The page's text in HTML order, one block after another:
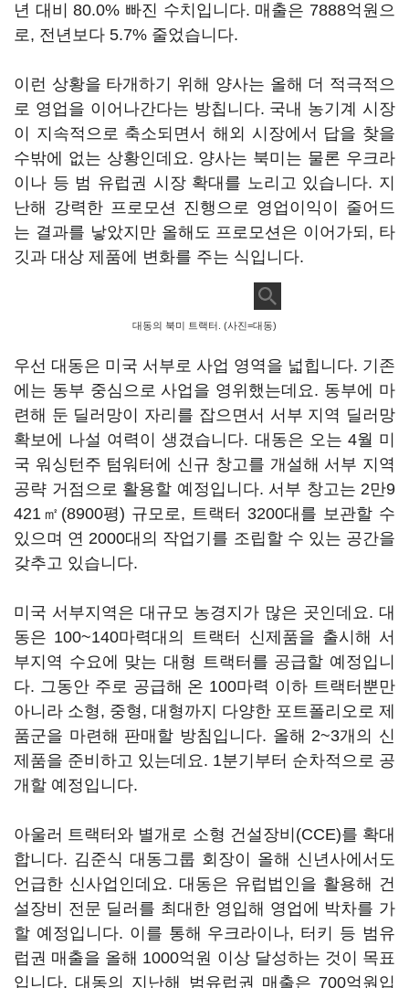
년 대비 80.0% 빠진 수치입니다. 매출은 7888억원으
로, 전년보다 5.7% 줄었습니다.
이런 상황을 타개하기 위해 양사는 올해 더 적극적으
로 영업을 이어나간다는 방칩니다. 국내 농기계 시장
이 지속적으로 축소되면서 해외 시장에서 답을 찾을
수밖에 없는 상황인데요. 양사는 북미는 물론 우크라
이나 등 범 유럽권 시장 확대를 노리고 있습니다. 지
난해 강력한 프로모션 진행으로 영업이익이 줄어드
는 결과를 낳았지만 올해도 프로모션은 이어가되, 타
깃과 대상 제품에 변화를 주는 식입니다.
대동의 북미 트랙터. (사진=대동)
우선 대동은 미국 서부로 사업 영역을 넓힙니다. 기존
에는 동부 중심으로 사업을 영위했는데요. 동부에 마
련해 둔 딜러망이 자리를 잡으면서 서부 지역 딜러망
확보에 나설 여력이 생겼습니다. 대동은 오는 4월 미
국 워싱턴주 텀워터에 신규 창고를 개설해 서부 지역
공략 거점으로 활용할 예정입니다. 서부 창고는 2만9
421㎡(8900평) 규모로, 트랙터 3200대를 보관할 수
있으며 연 2000대의 작업기를 조립할 수 있는 공간을
갖추고 있습니다.
미국 서부지역은 대규모 농경지가 많은 곳인데요. 대
동은 100~140마력대의 트랙터 신제품을 출시해 서
부지역 수요에 맞는 대형 트랙터를 공급할 예정입니
다. 그동안 주로 공급해 온 100마력 이하 트랙터뿐만
아니라 소형, 중형, 대형까지 다양한 포트폴리오로 제
품군을 마련해 판매할 방침입니다. 올해 2~3개의 신
제품을 준비하고 있는데요. 1분기부터 순차적으로 공
개할 예정입니다.
아울러 트랙터와 별개로 소형 건설장비(CCE)를 확대
합니다. 김준식 대동그룹 회장이 올해 신년사에서도
언급한 신사업인데요. 대동은 유럽법인을 활용해 건
설장비 전문 딜러를 최대한 영입해 영업에 박차를 가
할 예정입니다. 이를 통해 우크라이나, 터키 등 범유
럽권 매출을 올해 1000억원 이상 달성하는 것이 목표
입니다. 대동의 지난해 범유럽권 매출은 700억원입